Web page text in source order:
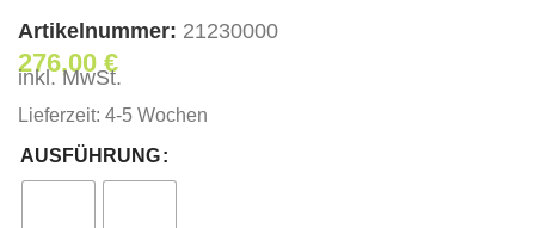
Artikelnummer: 21230000
276,00€
inkl. MwSt.
Lieferzeit: 4-5 Wochen
AUSFÜHRUNG